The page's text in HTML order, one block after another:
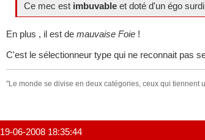
Ce mec est imbuvable et doté d'un égo
En plus , il est demauvaise Foie !
C'est le sélectionneur type qui ne reconnait pas
"Le monde se divise en deux catégories, ceux qui tiennent
19-06-2008 18:35:44